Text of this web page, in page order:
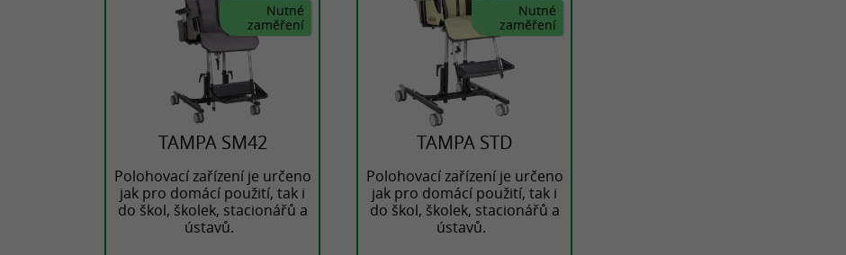
Nutné
zaměření
TAMPA SM42
Polohovací zařízení je určeno
jak pro domácí použití, tak i
do škol, školek, stacionářů a
ústavů.
Nutné
zaměření
TAMPA STD
Polohovací zařízení je určeno
jak pro domácí použití, tak i
do škol, školek, stacionářů a
ústavů.